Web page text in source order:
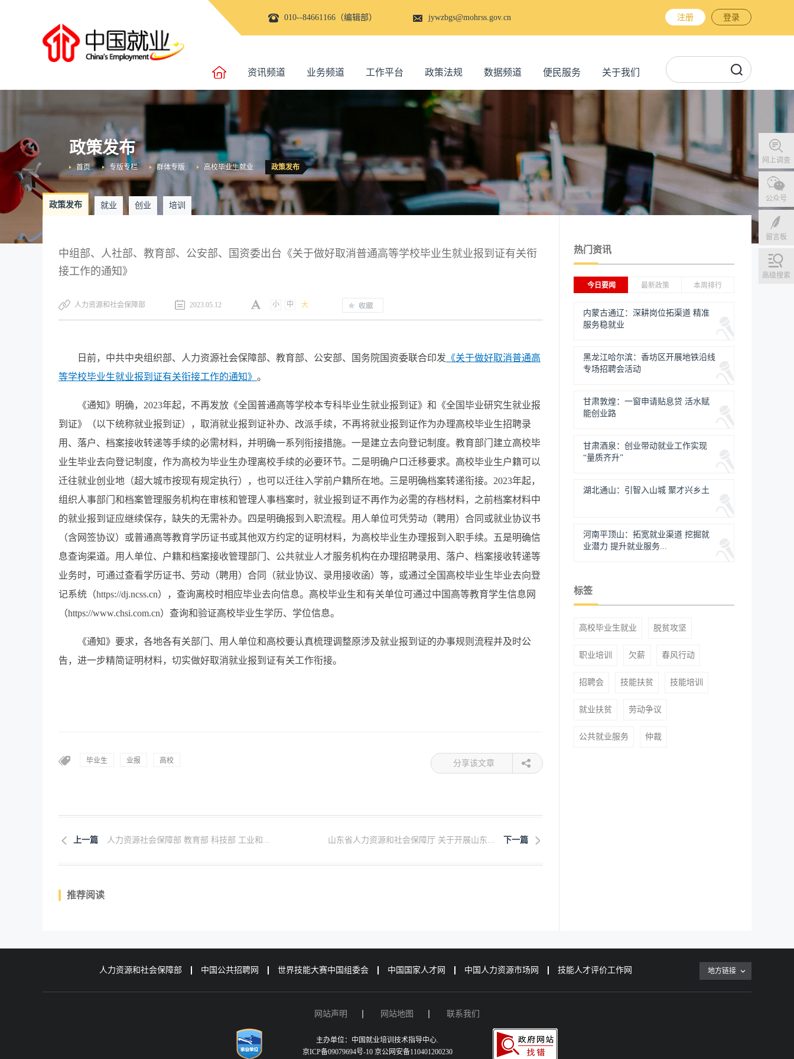
010--84661166（编辑部） jywzbgs@mohrss.gov.cn 注册 登录
资讯频道 业务频道 工作平台 政策法规 数据频道 便民服务 关于我们
网上调查
公众号
留言板
高级搜索
政策发布
政策发布
高校毕业生就业
群体专版
专版专栏
首页
政策发布 就业 创业 培训
中组部、人社部、教育部、公安部、国资委出台《关于做好取消普通高等学校毕业生就业报到证有关衔
接工作的通知》
人力资源和社会保障部 2023.05.12 小 中 大
日前，中共中央组织部、人力资源社会保障部、教育部、公安部、国务院国资委联合印发 《关于做好取消普通高
等学校毕业生就业报到证有关衔接工作的通知》 。
《通知》明确，2023年起，不再发放《全国普通高等学校本专科毕业生就业报到证》和《全国毕业研究生就业报
到证》（以下统称就业报到证），取消就业报到证补办、改派手续，不再将就业报到证作为办理高校毕业生招聘录
用、落户、档案接收转递等手续的必需材料，并明确一系列衔接措施。一是建立去向登记制度。教育部门建立高校毕
业生毕业去向登记制度，作为高校为毕业生办理离校手续的必要环节。二是明确户口迁移要求。高校毕业生户籍可以
迁往就业创业地（超大城市按现有规定执行），也可以迁往入学前户籍所在地。三是明确档案转递衔接。2023年起，
组织人事部门和档案管理服务机构在审核和管理人事档案时，就业报到证不再作为必需的存档材料，之前档案材料中
的就业报到证应继续保存，缺失的无需补办。四是明确报到入职流程。用人单位可凭劳动（聘用）合同或就业协议书
（含网签协议）或普通高等教育学历证书或其他双方约定的证明材料，为高校毕业生办理报到入职手续。五是明确信
息查询渠道。用人单位、户籍和档案接收管理部门、公共就业人才服务机构在办理招聘录用、落户、档案接收转递等
业务时，可通过查看学历证书、劳动（聘用）合同（就业协议、录用接收函）等，或通过全国高校毕业生毕业去向登
记系统（https://dj.ncss.cn），查询离校时相应毕业去向信息。高校毕业生和有关单位可通过中国高等教育学生信息网
（https://www.chsi.com.cn）查询和验证高校毕业生学历、学位信息。
《通知》要求，各地各有关部门、用人单位和高校要认真梳理调整原涉及就业报到证的办事规则流程并及时公
告，进一步精简证明材料，切实做好取消就业报到证有关工作衔接。
毕业生 业报 高校 分享该文章
上一篇 人力资源社会保障部 教育部 科技部 工业和... 下一篇
山东省人力资源和社会保障厅 关于开展山东...
推荐阅读
热门资讯
今日要闻 最新政策 本周排行
内蒙古通辽：深耕岗位拓渠道 精准
服务稳就业
黑龙江哈尔滨：香坊区开展地铁沿线
专场招聘会活动
甘肃敦煌：一窗申请贴息贷 活水赋
能创业路
甘肃酒泉：创业带动就业工作实现
“量质齐升”
湖北通山：引智入山城 聚才兴乡土
河南平顶山：拓宽就业渠道 挖掘就
业潜力 提升就业服务...
标签
高校毕业生就业 脱贫攻坚
职业培训 欠薪 春风行动
招聘会 技能扶贫 技能培训
就业扶贫 劳动争议
公共就业服务 仲裁
人力资源和社会保障部 中国公共招聘网 世界技能大赛中国组委会 中国国家人才网 中国人力资源市场网 技能人才评价工作网 地方链接
网站声明 网站地图 联系我们
主办单位：中国就业培训技术指导中心.
京ICP备09079694号-10 京公网安备110401200230